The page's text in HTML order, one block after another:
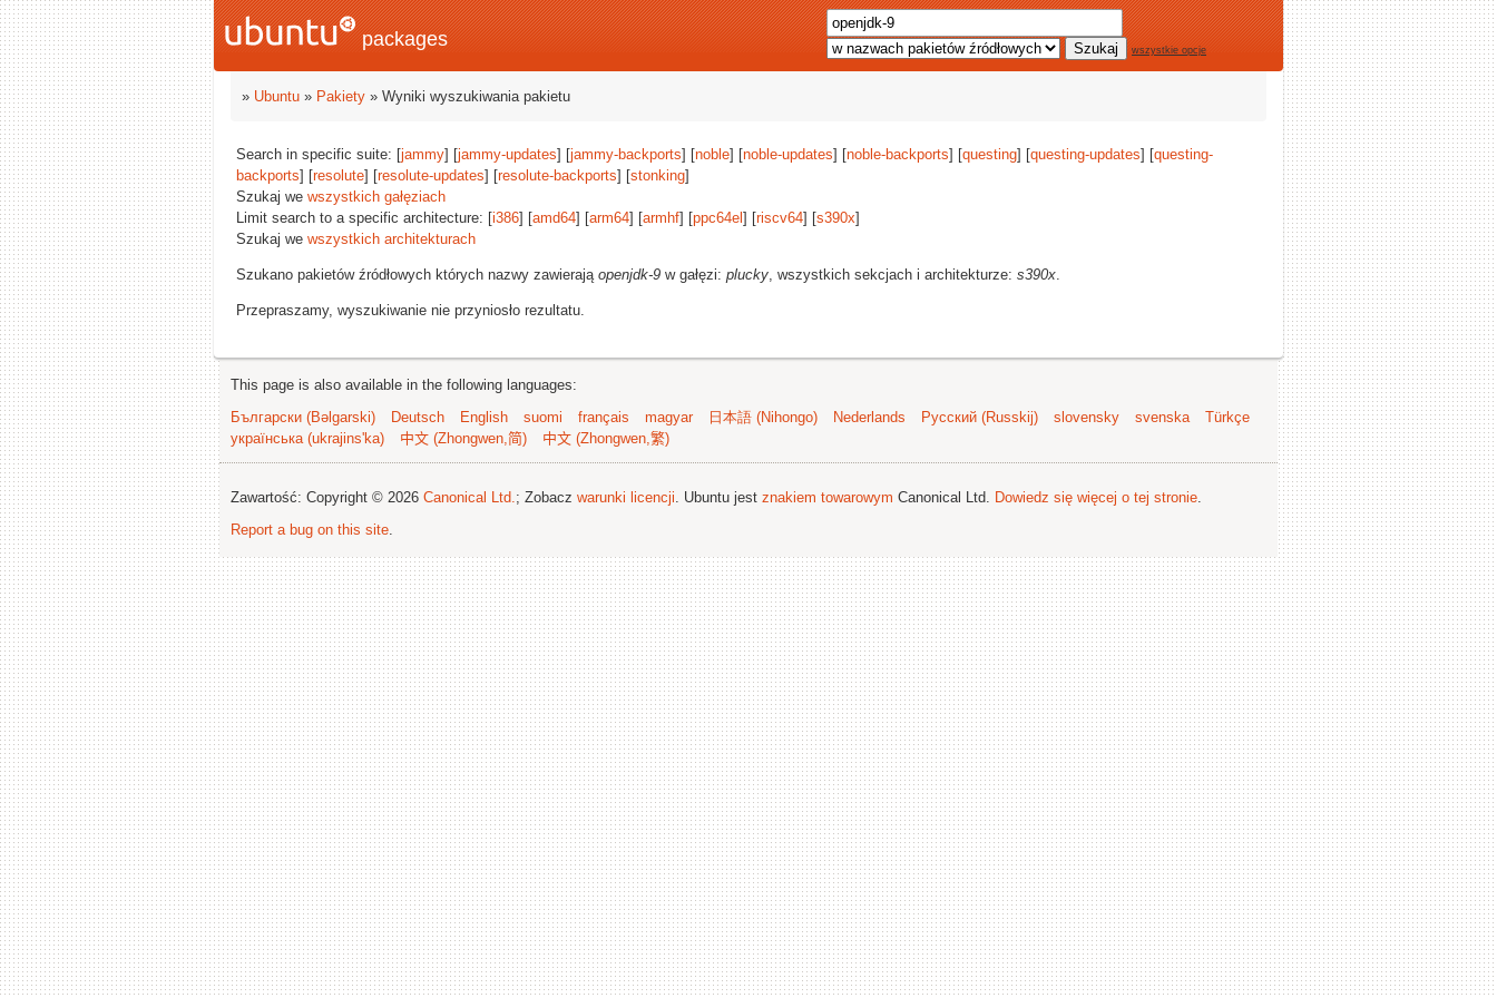
packages wszystkie opcje
» Ubuntu » Pakiety » Wyniki wyszukiwania pakietu
Search in specific suite: [jammy] [jammy-updates] [jammy-backports] [noble] [noble-updates] [noble-backports] [questing] [questing-updates] [questing-
backports] [resolute] [resolute-updates] [resolute-backports] [stonking]
Szukaj we wszystkich gałęziach
Limit search to a specific architecture: [i386] [amd64] [arm64] [armhf] [ppc64el ] [riscv64] [s390x]
Szukaj we wszystkich architekturach
Szukano pakietów źródłowych których nazwy zawierają openjdk-9 w gałęzi: plucky, wszystkich sekcjach i architekturze: s390x.
Przepraszamy, wyszukiwanie nie przyniosło rezultatu.
This page is also available in the following languages:
Български (Bəlgarski)
Deutsch English suomi français magyar 日本語 (Nihongo) Nederlands Русский (Russkij) slovensky svenska
Türkçe
українська (ukrajins'ka)
中文 (Zhongwen,简) 中文 (Zhongwen,繁)
Zawartość: Copyright © 2026 Canonical Ltd.; Zobacz warunki licencji. Ubuntu jest znakiem towarowym Canonical Ltd. Dowiedz się więcej o tej stronie.
Report a bug on this site.